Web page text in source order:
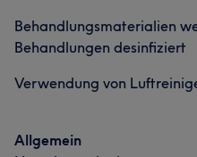
Behandlungsmaterialien
Behandlungen desinfiziert
Verwendung von
Allgemein